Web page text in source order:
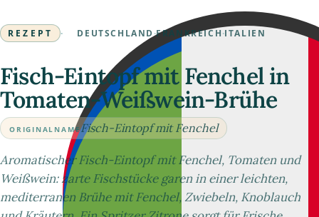
REZEPT · DEUTSCHLAND ·FRANKREICH ·ITALIEN
Fisch-Eintopf mit Fenchel in
Tomaten-Weißwein-Brühe
ORIGINALNAMEFisch-Eintopf mit Fenchel
Aromatischer Fisch-Eintopf mit Fenchel, Tomaten und
Weißwein: zarte Fischstücke garen in einer leichten,
mediterranen Brühe mit Fenchel, Zwiebeln, Knoblauch